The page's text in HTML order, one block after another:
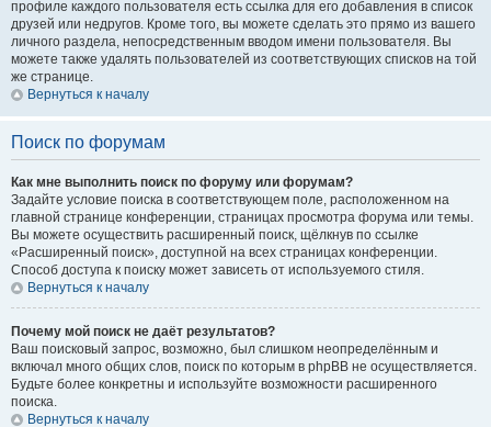
профиле каждого пользователя есть ссылка для его добавления в список
друзей или недругов. Кроме того, вы можете сделать это прямо из вашего
личного раздела, непосредственным вводом имени пользователя. Вы
можете также удалять пользователей из соответствующих списков на той
же странице.
Вернуться к началу
Поиск по форумам
Как мне выполнить поиск по форуму или форумам?
Задайте условие поиска в соответствующем поле, расположенном на
главной странице конференции, страницах просмотра форума или темы.
Вы можете осуществить расширенный поиск, щёлкнув по ссылке
«Расширенный поиск», доступной на всех страницах конференции.
Способ доступа к поиску может зависеть от используемого стиля.
Вернуться к началу
Почему мой поиск не даёт результатов?
Ваш поисковый запрос, возможно, был слишком неопределённым и
включал много общих слов, поиск по которым в phpBB не осуществляется.
Будьте более конкретны и используйте возможности расширенного
поиска.
Вернуться к началу